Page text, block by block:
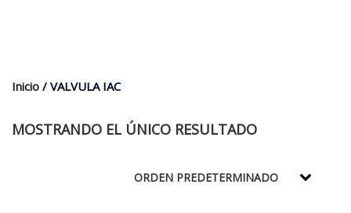
Inicio / VALVULA IAC
MOSTRANDO EL ÚNICO RESULTADO